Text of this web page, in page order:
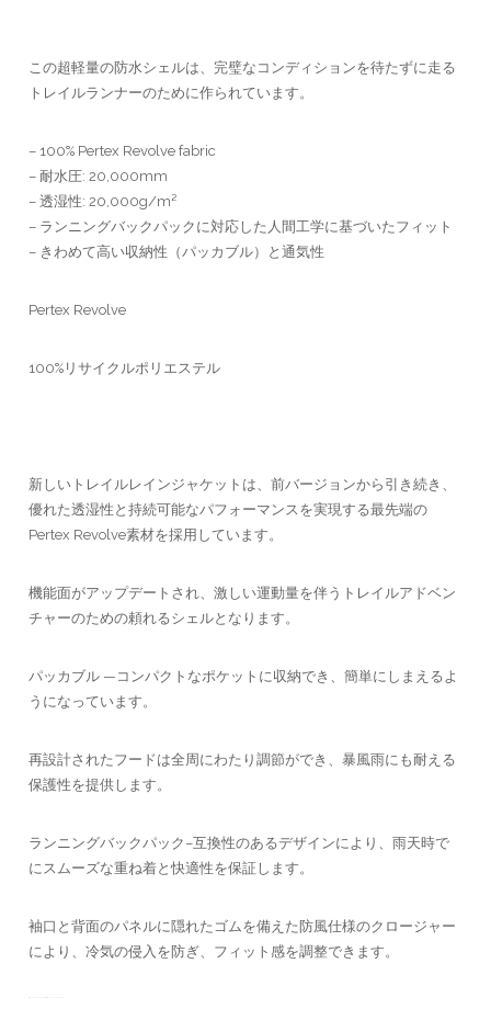
この超軽量の防水シェルは、完璧なコンディションを待たずに走る
トレイルランナーのために作られています。
– 100% Pertex Revolve fabric
– 耐水圧: 20,000mm
– 透湿性: 20,000g/m²
– ランニングバックパックに対応した人間工学に基づいたフィット
– きわめて高い収納性（パッカブル）と通気性
Pertex Revolve
100%リサイクルポリエステル
新しいトレイルレインジャケットは、前バージョンから引き続き、
優れた透湿性と持続可能なパフォーマンスを実現する最先端の
Pertex Revolve素材を採用しています。
機能面がアップデートされ、激しい運動量を伴うトレイルアドベン
チャーのための頼れるシェルとなります。
パッカブル —コンパクトなポケットに収納でき、簡単にしまえるよ
うになっています。
再設計されたフードは全周にわたり調節ができ、暴風雨にも耐える
保護性を提供します。
ランニングバックパック–互換性のあるデザインにより、雨天時で
にスムーズな重ね着と快適性を保証します。
袖口と背面のパネルに隠れたゴムを備えた防風仕様のクロージャー
により、冷気の侵入を防ぎ、フィット感を調整できます。